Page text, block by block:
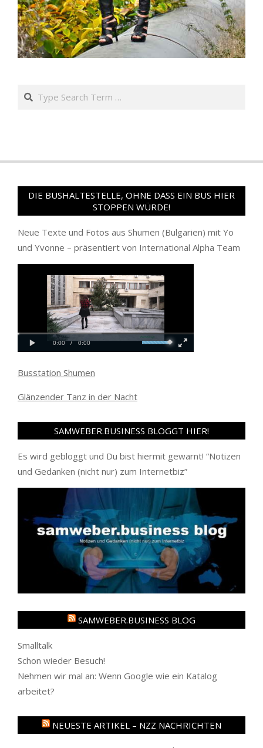
Search
DIE BUSHALTESTELLE, OHNE DASS EIN BUS HIER
STOPPEN WÜRDE!
Neue Texte und Fotos aus Shumen (Bulgarien) mit Yo
und Yvonne – präsentiert von International Alpha Team
Busstation Shumen
Glänzender Tanz in der Nacht
SAMWEBER.BUSINESS BLOGGT HIER!
Es wird gebloggt und Du bist hiermit gewarnt! “Notizen
und Gedanken (nicht nur) zum Internetbiz”
SAMWEBER.BUSINESS BLOG
Smalltalk
Schon wieder Besuch!
Nehmen wir mal an: Wenn Google wie ein Katalog
arbeitet?
NEUESTE ARTIKEL – NZZ NACHRICHTEN